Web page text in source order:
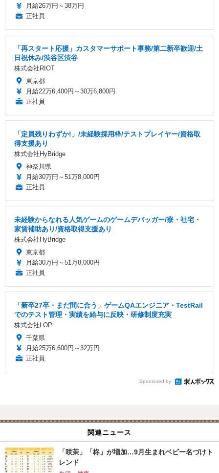
月給26万円～38万円
正社員
「再スタート応援」カスタマーサポート事務/第二新卒歓迎/土
日祝休み/渋谷区渋谷
株式会社RIOT
東京都
月給22万6,400円～30万6,800円
正社員
「定員残りわずか!」/未経験採用枠/テストプレイヤー/資格取
得支援あり
株式会社HyBridge
神奈川県
月給30万円～51万8,000円
正社員
未経験からなれる人気ゲームのゲームデバッガー/寮・社宅・
家賃補助あり/資格取得支援あり
株式会社HyBridge
東京都
月給30万円～51万8,000円
正社員
「新卒27卒・まだ間に合う」ゲームQAエンジニア・TestRail
でのテスト管理・実績を給与に反映・研修制度充実
株式会社LOP
千葉県
月給25万6,600円～32万円
正社員
Sponsored by
関連ニュース
「咲茉」「柊」が増加…9月生まれベビー名づけト
レンド